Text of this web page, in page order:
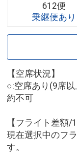
612便
乗継便あり
【空席状況】
○:空席あり(9席
約不可
【フライト差額/1
現在選択中のフ
す。